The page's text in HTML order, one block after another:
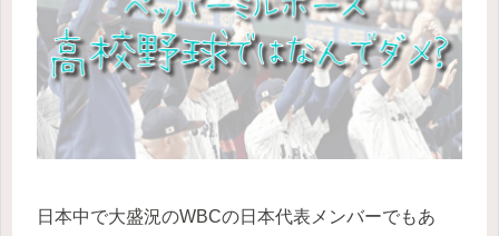
日本中で大盛況のWBCの日本代表メンバーでもあ